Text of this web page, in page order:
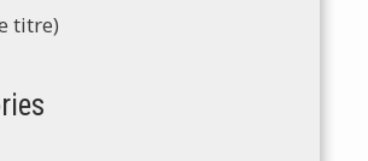
titre)